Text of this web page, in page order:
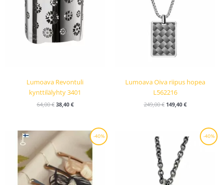
Lumoava Revontuli
kynttilälyhty 3401
64,00€ 38,40 €
Lumoava Oiva riipus hopea
L562216
249,00€ 149,40 €
-40%
Alkuperäinen
hinta
39,00 €.
Nykyinen
23,40 €.
-40%
Alkuperäinen
79,00 €.
Nykyinen
hinta
on:
47,40 €.